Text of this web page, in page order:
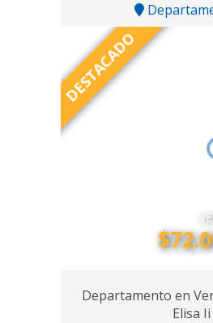
DESTACADO
Departamento en
Elisa